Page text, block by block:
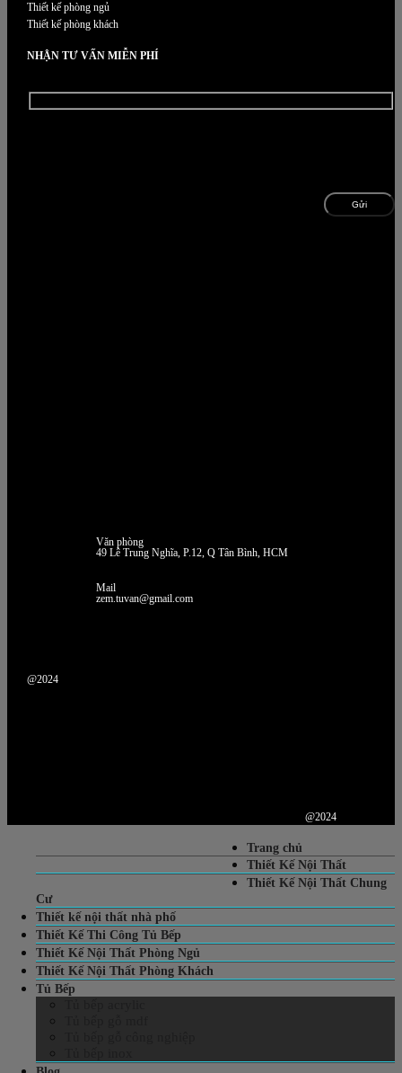
Thiết kế phòng ngủ
Thiết kế phòng khách
NHẬN TƯ VẤN MIỄN PHÍ
Văn phòng
49 Lê Trung Nghĩa, P.12, Q Tân Bình, HCM
Mail
zem.tuvan@gmail.com
@2024
@2024
Trang chủ
Thiết Kế Nội Thất
Thiết Kế Nội Thất Chung
Cư
Thiết kế nội thất nhà phố
Thiết Kế Thi Công Tủ Bếp
Thiết Kế Nội Thất Phòng Ngủ
Thiết Kế Nội Thất Phòng Khách
Tủ Bếp